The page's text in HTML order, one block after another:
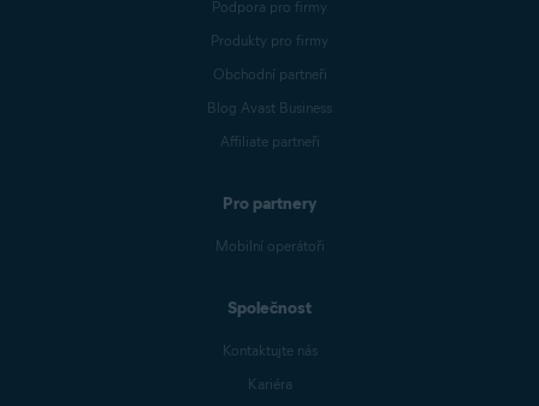
Podpora pro firmy
Produkty pro firmy
Obchodní partneři
Blog Avast Business
Affiliate partneři
Pro partnery
Mobilní operátoři
Společnost
Kontaktujte nás
Kariéra